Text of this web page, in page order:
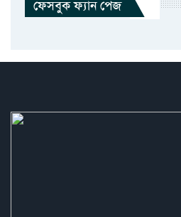
ফেসবুক ফ্যান পেজ